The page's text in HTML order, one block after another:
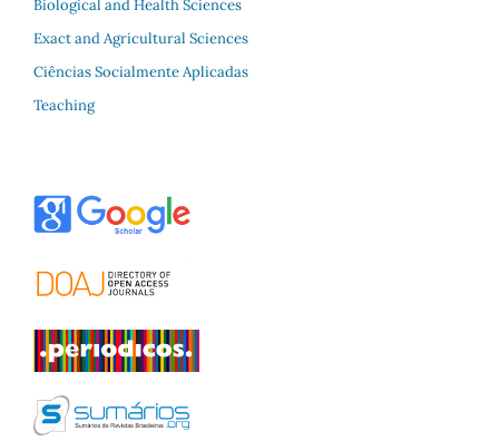
Biological and Health Sciences
Exact and Agricultural Sciences
Ciências Socialmente Aplicadas
Teaching